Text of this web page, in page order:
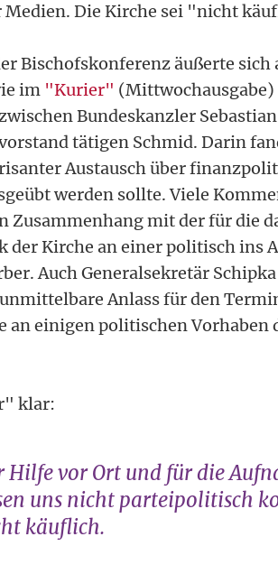
Medien. Die Kirche sei "nicht
Bischofskonferenz äußerte sich
im "Kurier" (Mittwochausgabe)
Bundeskanzler
tätigen Schmid. Darin
Austausch über
werden sollte. Viele
Zusammenhang mit der für die
Kirche an einer politisch ins
Auch Generalsekretär
Anlass für den
einigen politischen Vorhaben
klar:
vor Ort und für die
uns nicht parteipolitisch
käuflich.